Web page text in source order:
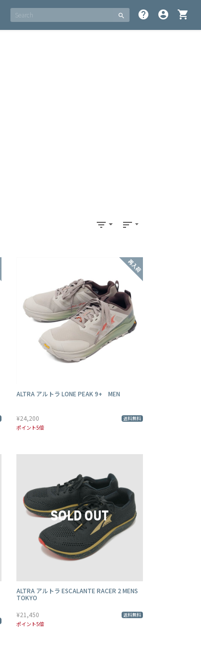
search help account_circle shopping_cart
filter_list sort
ALTRA アルトラ LONE PEAK 9+ MEN
¥24,200 送料無料
ポイント5倍
ALTRA アルトラ ESCALANTE RACER 2 MENS
TOKYO
¥21,450 送料無料
ポイント5倍